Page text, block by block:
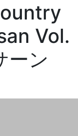
Vol.
ーン